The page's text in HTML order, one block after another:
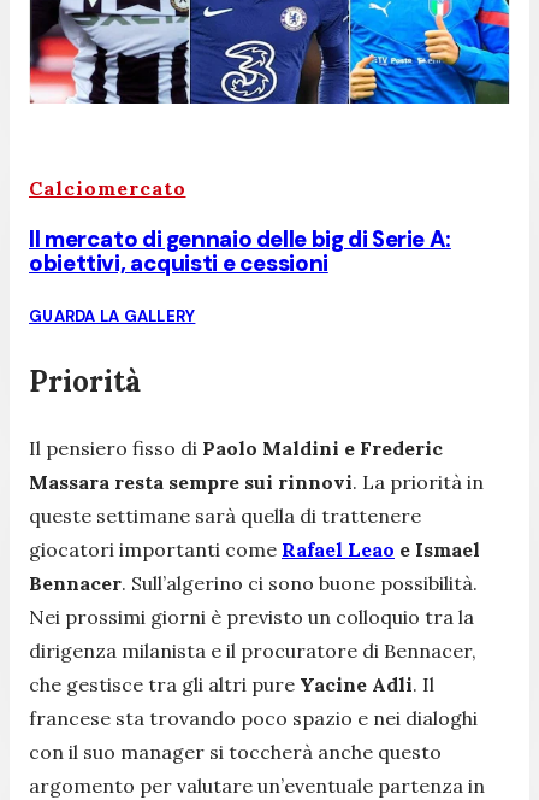
Calciomercato
Il mercato di gennaio delle big di Serie A:
obiettivi, acquisti e cessioni
GUARDA LA GALLERY
Priorità
Il pensiero fisso di Paolo Maldini e Frederic
Massara resta sempre sui rinnovi. La priorità in
queste settimane sarà quella di trattenere
giocatori importanti come Rafael Leao e Ismael
Bennacer. Sull’algerino ci sono buone possibilità.
Nei prossimi giorni è previsto un colloquio tra la
dirigenza milanista e il procuratore di Bennacer,
che gestisce tra gli altri pure Yacine Adli. Il
francese sta trovando poco spazio e nei dialoghi
con il suo manager si toccherà anche questo
argomento per valutare un’eventuale partenza in